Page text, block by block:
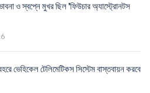
ও স্বপ্নে মুখর ছিল 'ফিউচার অ্যাস্ট্রোনটস
ভেহিকেল টেলিমেটিকস সিস্টেম বাস্তবায়ন করবে